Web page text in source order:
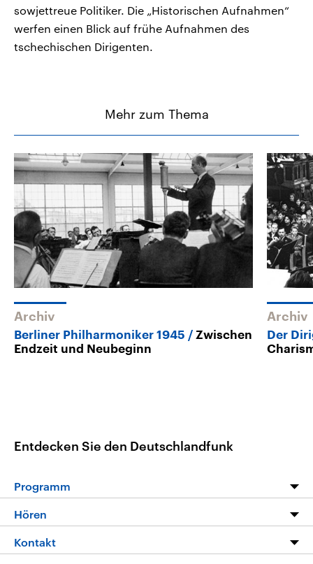
sowjettreue Politiker. Die „Historischen Aufnahmen“
werfen einen Blick auf frühe Aufnahmen des
tschechischen Dirigenten.
Mehr zum Thema
Archiv
Berliner Philharmoniker 1945
Zwischen
Endzeit und Neubeginn
Archiv
Der
Entdecken Sie den Deutschlandfunk
Programm
Programm
Die Nachrichten
Hören
Livestream
Kontakt